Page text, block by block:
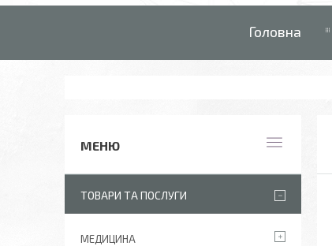
Головна
ТОВАРИ ТА ПОСЛУГИ
МЕДИЦИНА